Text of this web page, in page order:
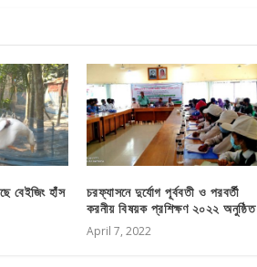
বেইজিং হাঁস
চরফ্যাসনে দুর্যোগ পূর্ববতী ও পরবর্তী
করনীয় বিষয়ক প্রশিক্ষণ ২০২২ অনুষ্ঠিত
April 7, 2022